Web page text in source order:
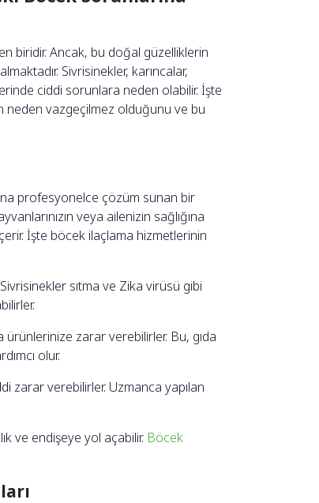
biridir. Ancak, bu doğal güzelliklerin
Sivrisinekler, karıncalar,
ciddi sorunlara neden olabilir. İşte
neden vazgeçilmez olduğunu ve bu
profesyonelce çözüm sunan bir
veya ailenizin sağlığına
İşte böcek ilaçlama hizmetlerinin
sıtma ve Zika virüsü gibi
zarar verebilirler. Bu, gıda
olur.
zarar verebilirler. Uzmanca yapılan
ve endişeye yol açabilir. Böcek